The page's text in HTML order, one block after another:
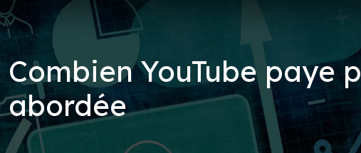
Combien YouTube paye
abordée